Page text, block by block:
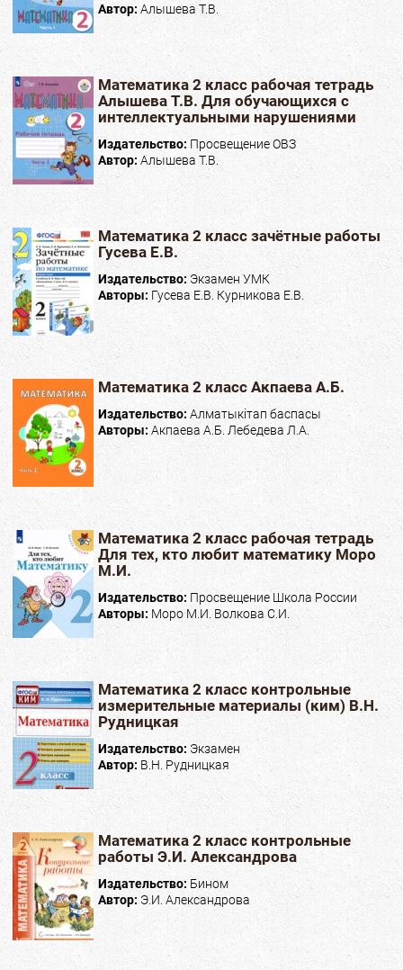
Автор: Алышева Т.В.
Математика 2 класс рабочая тетрадь
Алышева Т.В. Для обучающихся с
интеллектуальными нарушениями
Издательство: Просвещение ОВЗ
Автор: Алышева Т.В.
Математика 2 класс зачётные работы
Гусева Е.В.
Издательство: Экзамен УМК
Авторы: Гусева Е.В. Курникова Е.В.
Математика 2 класс Акпаева А.Б.
Издательство: Алматыкітап баспасы
Авторы: Акпаева А.Б. Лебедева Л.А.
Математика 2 класс рабочая тетрадь
Для тех, кто любит математику Моро
М.И.
Издательство: Просвещение Школа России
Авторы: Моро М.И. Волкова С.И.
Математика 2 класс контрольные
измерительные материалы (ким) В.Н.
Рудницкая
Издательство: Экзамен
Автор: В.Н. Рудницкая
Математика 2 класс контрольные
работы Э.И. Александрова
Издательство: Бином
Автор: Э.И. Александрова